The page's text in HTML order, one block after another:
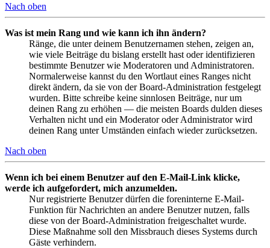
Nach oben
Was ist mein Rang und wie kann ich ihn ändern?
Ränge, die unter deinem Benutzernamen stehen, zeigen an,
wie viele Beiträge du bislang erstellt hast oder identifizieren
bestimmte Benutzer wie Moderatoren und Administratoren.
Normalerweise kannst du den Wortlaut eines Ranges nicht
direkt ändern, da sie von der Board-Administration festgelegt
wurden. Bitte schreibe keine sinnlosen Beiträge, nur um
deinen Rang zu erhöhen — die meisten Boards dulden dieses
Verhalten nicht und ein Moderator oder Administrator wird
deinen Rang unter Umständen einfach wieder zurücksetzen.
Nach oben
Wenn ich bei einem Benutzer auf den E-Mail-Link klicke,
werde ich aufgefordert, mich anzumelden.
Nur registrierte Benutzer dürfen die foreninterne E-Mail-
Funktion für Nachrichten an andere Benutzer nutzen, falls
diese von der Board-Administration freigeschaltet wurde.
Diese Maßnahme soll den Missbrauch dieses Systems durch
Gäste verhindern.